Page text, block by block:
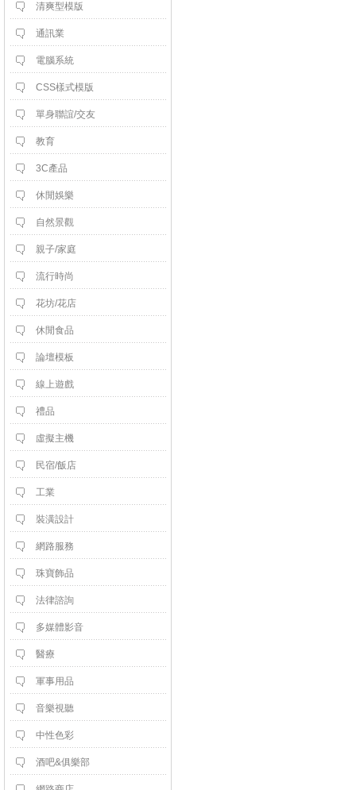
清爽型模版
通訊業
電腦系統
CSS樣式模版
單身聯誼/交友
教育
3C產品
休閒娛樂
自然景觀
親子/家庭
流行時尚
花坊/花店
休閒食品
論壇模板
線上遊戲
禮品
虛擬主機
民宿/飯店
工業
裝潢設計
網路服務
珠寶飾品
法律諮詢
多媒體影音
醫療
軍事用品
音樂視聽
中性色彩
酒吧&俱樂部